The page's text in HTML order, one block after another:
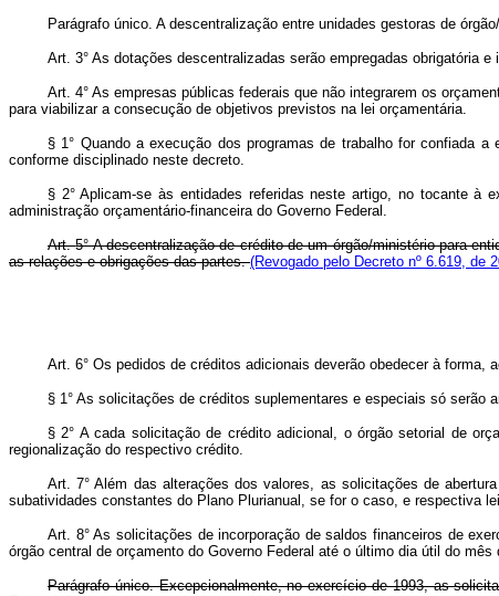
Parágrafo único. A descentralização entre unidades gestoras de
Art. 3° As dotações descentralizadas serão empregadas obrigatória
Art. 4° As empresas públicas federais que não integrarem os
para viabilizar a consecução de objetivos previstos na lei orçamentária.
§ 1° Quando a execução dos programas de trabalho for confiada
conforme disciplinado neste decreto.
§ 2° Aplicam-se às entidades referidas neste artigo, no tocante à
administração orçamentário-financeira do Governo Federal.
Art. 5° A descentralização de crédito de um órgão/ministério para
as relações e obrigações das partes.(Revogado pelo Decreto nº 6.619, de
Art. 6° Os pedidos de créditos adicionais deverão obedecer à
§ 1° As solicitações de créditos suplementares e especiais só serão
§ 2° A cada solicitação de crédito adicional, o órgão setorial de
regionalização do respectivo crédito.
Art. 7° Além das alterações dos valores, as solicitações de
subatividades constantes do Plano Plurianual, se for o caso, e respectiva
Art. 8° As solicitações de incorporação de saldos financeiros de
órgão central de orçamento do Governo Federal até o último dia útil do
Parágrafo único. Excepcionalmente, no exercício de 1993, as